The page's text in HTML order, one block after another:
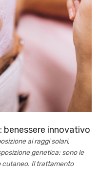
innovativo
ai raggi solari,
genetica: sono le
cutaneo. Il trattamento